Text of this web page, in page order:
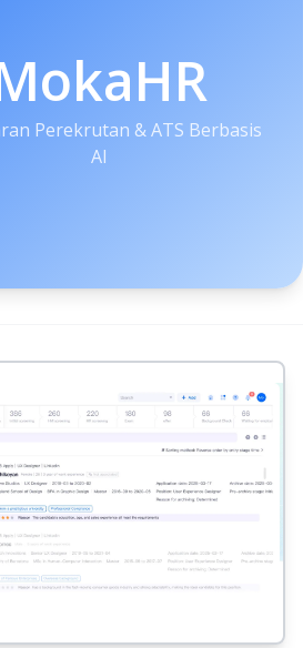
Perekrutan & ATS Berbasis
AI